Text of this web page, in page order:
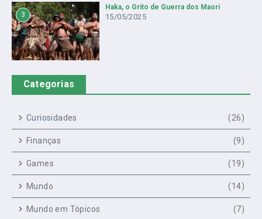
3
Haka, o Grito de Guerra dos Maori
15/05/2025
Categorias
Curiosidades (26)
Finanças (9)
Games (19)
Mundo (14)
Mundo em Tópicos (7)